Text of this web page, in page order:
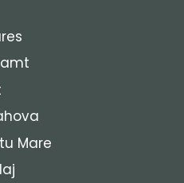
Mare